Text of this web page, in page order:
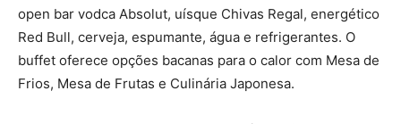
open bar vodca Absolut, uísque Chivas Regal, energético
Red Bull, cerveja, espumante, água e refrigerantes. O
buffet oferece opções bacanas para o calor com Mesa de
Frios, Mesa de Frutas e Culinária Japonesa.